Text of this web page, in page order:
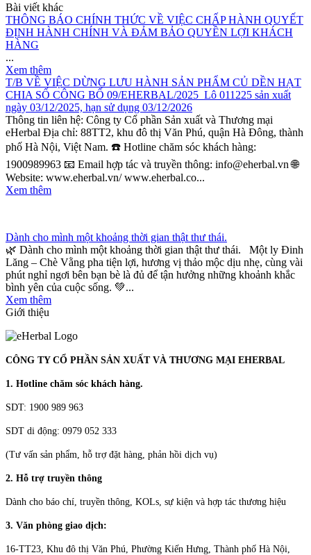
Bài viết khác
THÔNG BÁO CHÍNH THỨC VỀ VIỆC CHẤP HÀNH QUYẾT
ĐỊNH HÀNH CHÍNH VÀ ĐẢM BẢO QUYỀN LỢI KHÁCH
HÀNG
...
Xem thêm
T/B VỀ VIỆC DỪNG LƯU HÀNH SẢN PHẨM CỦ DỀN HẠT
CHIA SỐ CÔNG BỐ 09/EHERBAL/2025_Lô 011225 sản xuất
ngày 03/12/2025, hạn sử dụng 03/12/2026
Thông tin liên hệ: Công ty Cổ phần Sản xuất và Thương mại
eHerbal Địa chỉ: 88TT2, khu đô thị Văn Phú, quận Hà Đông, thành
phố Hà Nội, Việt Nam. ☎️ Hotline chăm sóc khách hàng:
1900989963 📧 Email hợp tác và truyền thông: info@eherbal.vn 🌐
Website: www.eherbal.vn/ www.eherbal.co...
Xem thêm
Dành cho mình một khoảng thời gian thật thư thái.
🌿 Dành cho mình một khoảng thời gian thật thư thái. Một ly Đinh
Lăng – Chè Vằng pha tiện lợi, hương vị thảo mộc dịu nhẹ, cùng vài
phút nghỉ ngơi bên bạn bè là đủ để tận hưởng những khoảnh khắc
bình yên của cuộc sống. 💚...
Xem thêm
Giới thiệu
CÔNG TY CỔ PHẦN SẢN XUẤT VÀ THƯƠNG MẠI EHERBAL
1. Hotline chăm sóc khách hàng.
SDT: 1900 989 963
SDT di động: 0979 052 333
(Tư vấn sản phẩm, hỗ trợ đặt hàng, phản hồi dịch vụ)
2. Hỗ trợ truyền thông
Dành cho báo chí, truyền thông, KOLs, sự kiện và hợp tác thương hiệu
3. Văn phòng giao dịch:
16-TT23, Khu đô thị Văn Phú, Phường Kiến Hưng, Thành phố Hà Nội,